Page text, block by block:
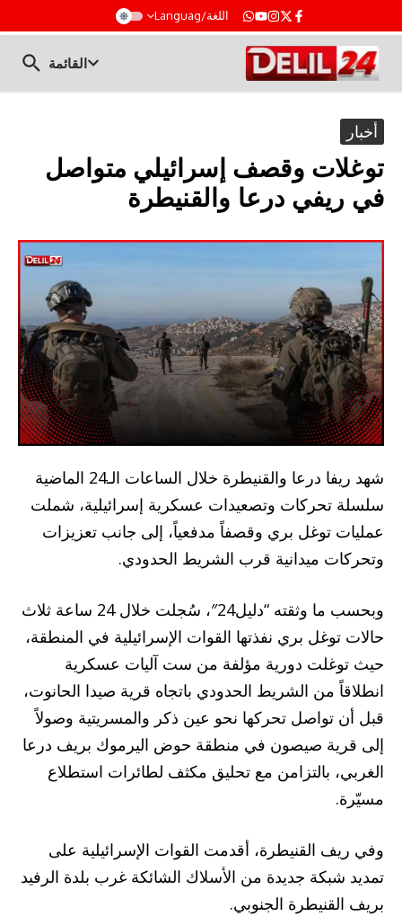
اللغة/Languag
القائمة
أخبار
توغلات وقصف إسرائيلي متواصل
في ريفي درعا والقنيطرة
شهد ريفا درعا والقنيطرة خلال الساعات الـ24 الماضية
سلسلة تحركات وتصعيدات عسكرية إسرائيلية، شملت
عمليات توغل بري وقصفاً مدفعياً، إلى جانب تعزيزات
وتحركات ميدانية قرب الشريط الحدودي.
وبحسب ما وثقته “دليل24″، سُجلت خلال 24 ساعة ثلاث
حالات توغل بري نفذتها القوات الإسرائيلية في المنطقة،
حيث توغلت دورية مؤلفة من ست آليات عسكرية
انطلاقاً من الشريط الحدودي باتجاه قرية صيدا الحانوت،
قبل أن تواصل تحركها نحو عين ذكر والمسريتية وصولاً
إلى قرية صيصون في منطقة حوض اليرموك بريف درعا
الغربي، بالتزامن مع تحليق مكثف لطائرات استطلاع
مسيّرة.
وفي ريف القنيطرة، أقدمت القوات الإسرائيلية على
تمديد شبكة جديدة من الأسلاك الشائكة غرب بلدة الرفيد
بريف القنيطرة الجنوبي.